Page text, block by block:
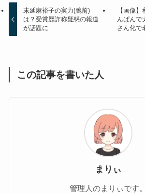
末延麻裕子の実力(腕前)
は？受賞歴詐称疑惑の報道
が話題に
【画像
んぱんで
さん化で
この記事を書いた人
まりぃ
管理人のまりぃです。